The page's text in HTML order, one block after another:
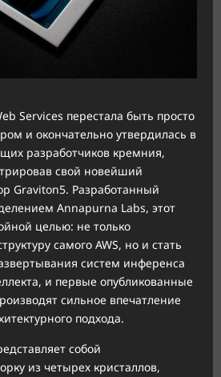
Services перестала быть просто
и окончательно утвердилась в
разработчиков кремния,
свой новейший
Graviton5. Разработанный
Annapurna Labs, этот
целью: не только
самого AWS, но и стать
систем инференса
и первые опубликованные
сильное впечатление
подхода.
собой
из четырех кристаллов,